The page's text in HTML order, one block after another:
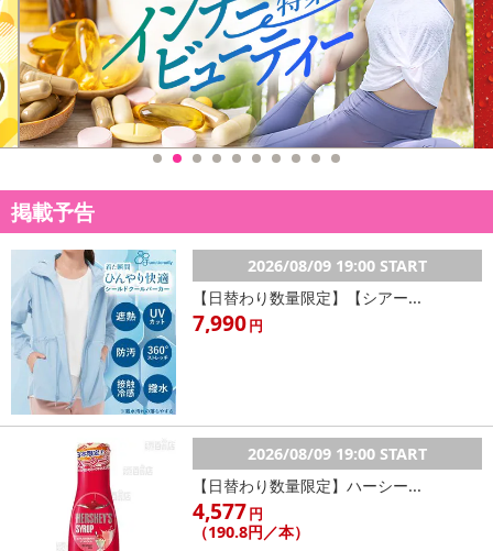
■スッキリとした餡の甘さとやわらかなお餅が絶妙。
美味逸品
お母さんの手でころころ包んで仕上げた懐かしい感じのする風情の
ある
昔ながらのお菓子です。
・賞味期限：出荷日より10日以上
・原産国（最終加工地）：日本
・原材料/材質/素材：砂糖(国内製造)、小豆(十勝産)、還元水あめ、
水あめ、もち米粉（国産）、麦芽糖、寒天、食塩／トレハロース
・アレルギー表示：もち米粉
・その他商品仕様：
【栄養成分表示(100g当たり)】推定値
エネルギー：308kcal
たんぱく質：2.1g
脂質：0.3g
炭水化物：74.1g
食塩相当量：0.1g
掲載予告
2026/08/09 19:00 START
【日替わり数量限定】【シアー...
7,990円
2026/08/09 19:00 START
【日替わり数量限定】ハーシー...
4,577円
（190.8円／本）